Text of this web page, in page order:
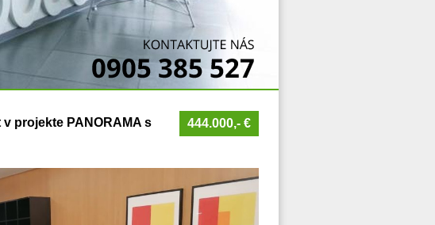
444.000,- €
projekte PANORAMA s